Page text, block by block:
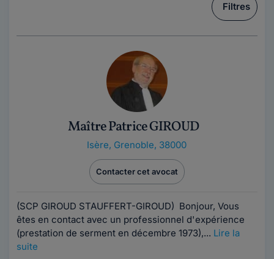
Filtres
Maître Patrice GIROUD
Isère, Grenoble, 38000
Contacter cet avocat
(SCP GIROUD STAUFFERT-GIROUD) Bonjour, Vous
êtes en contact avec un professionnel d'expérience
(prestation de serment en décembre 1973),... Lire la
suite